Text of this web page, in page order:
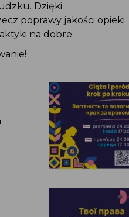
Dzięki
poprawy jakości opieki
na dobre.